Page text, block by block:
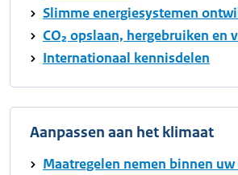
Slimme energiesystemen
CO₂ opslaan, hergebruiken en
Internationaal kennisdelen
Aanpassen aan het klimaat
Maatregelen nemen binnen